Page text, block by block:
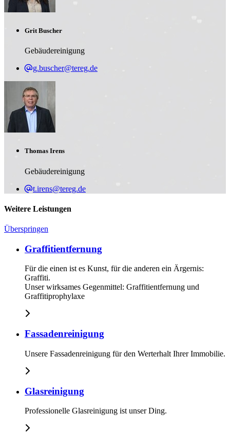
Grit Buscher
Gebäudereinigung
g.buscher@tereg.de
Thomas Irens
Gebäudereinigung
t.irens@tereg.de
Weitere Leistungen
Überspringen
Graffitientfernung
Für die einen ist es Kunst, für die anderen ein Ärgernis:
Graffiti.
Unser wirksames Gegenmittel: Graffitientfernung und
Graffitiprophylaxe
Fassadenreinigung
Unsere Fassadenreinigung für den Werterhalt Ihrer Immobilie.
Glasreinigung
Professionelle Glasreinigung ist unser Ding.